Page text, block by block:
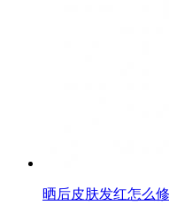
晒后皮肤发红怎么